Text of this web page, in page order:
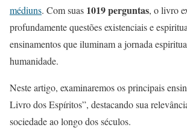
médiuns. Com suas 1019 perguntas, o livro
profundamente questões existenciais e
ensinamentos que iluminam a jornada
humanidade.
Neste artigo, examinaremos os principais
Livro dos Espíritos”, destacando sua
sociedade ao longo dos séculos.